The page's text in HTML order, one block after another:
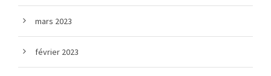
mars 2023
février 2023